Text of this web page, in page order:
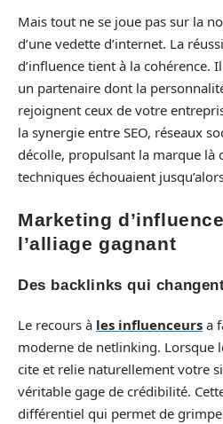
Mais tout ne se joue pas sur la
d’une vedette d’internet. La
d’influence tient à la cohérence.
un partenaire dont la
rejoignent ceux de votre
la synergie entre SEO, réseaux
décolle, propulsant la marque là
techniques échouaient
Marketing
l’alliage gagnant
Des backlinks qui
Le recours à les influenceurs a
moderne de netlinking. Lorsque
cite et relie naturellement votre
véritable gage de crédibilité.
différentiel qui permet de